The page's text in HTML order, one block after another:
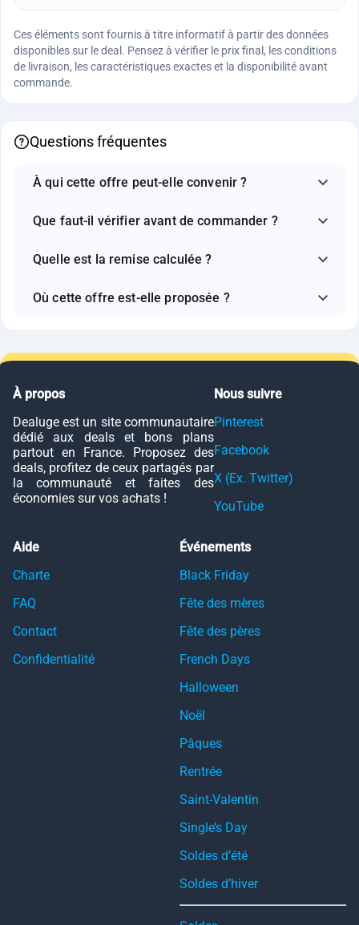
Ces éléments sont fournis à titre informatif à partir des données
disponibles sur le deal. Pensez à vérifier le prix final, les conditions
de livraison, les caractéristiques exactes et la disponibilité avant
commande.
Questions fréquentes
À qui cette offre peut-elle convenir ?
Que faut-il vérifier avant de commander ?
Quelle est la remise calculée ?
Où cette offre est-elle proposée ?
À propos
Dealuge est un site communautaire
dédié aux deals et bons plans
partout en France. Proposez des
deals, profitez de ceux partagés par
la communauté et faites des
économies sur vos achats !
Nous suivre
Pinterest
Facebook
X (Ex. Twitter)
YouTube
Aide
Charte
FAQ
Contact
Confidentialité
Événements
Black Friday
Fête des mères
Fête des pères
French Days
Halloween
Noël
Pâques
Rentrée
Saint-Valentin
Single’s Day
Soldes d’été
Soldes d’hiver